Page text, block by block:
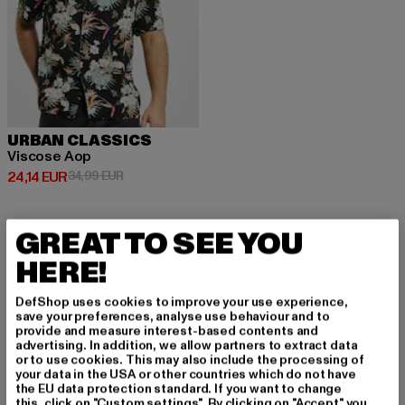
URBAN CLASSICS
Viscose Aop
24,14 EUR
Prix courant: 24,14 EUR
34,99 EURPrix en promotion: 34,99 EUR
INSCRIVEZ-VOUS P
OUR RESTER INSPIR
É!
GREAT TO SEE YOU
HERE!
DefShop uses cookies to improve your use experience,
save your preferences, analyse use behaviour and to
provide and measure interest-based contents and
advertising. In addition, we allow partners to extract data
or to use cookies. This may also include the processing of
your data in the USA or other countries which do not have
the EU data protection standard. If you want to change